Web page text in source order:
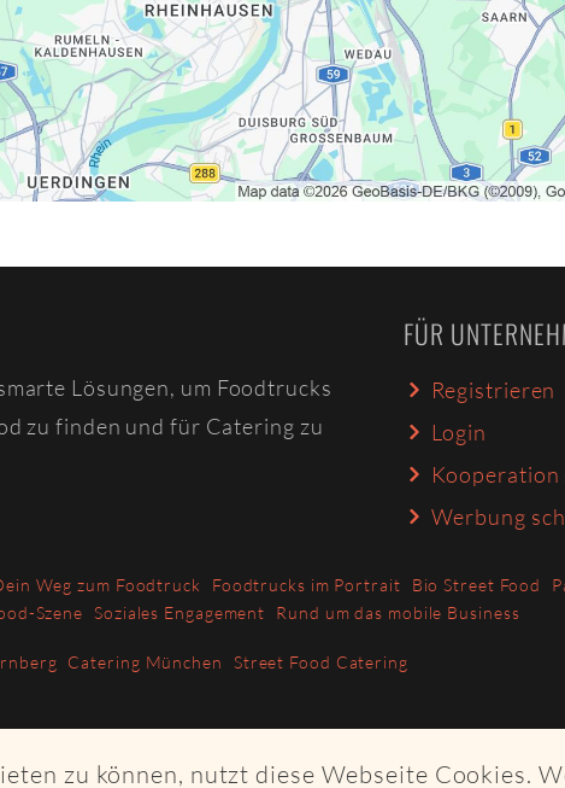
zu können, nutzt diese Webseite Cookies.
Lösungen, um Foodtrucks
zu finden und für Catering zu
FÜR
Registrieren
Login
Kooperation
Werbung
Weg zum Foodtruck Foodtrucks im Portrait Bio Street Food
Szene Soziales Engagement Rund um das mobile Business
Catering München Street Food Catering